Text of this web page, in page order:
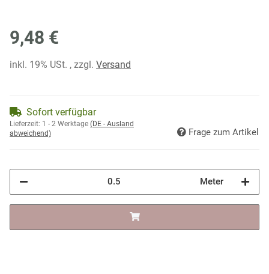
9,48 €
inkl. 19% USt. , zzgl. Versand
Sofort verfügbar
Lieferzeit: 1 - 2 Werktage (DE - Ausland
abweichend)
Frage zum Artikel
Meter